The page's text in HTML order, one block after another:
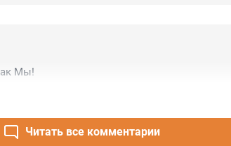
Мы!
Читать все комментарии